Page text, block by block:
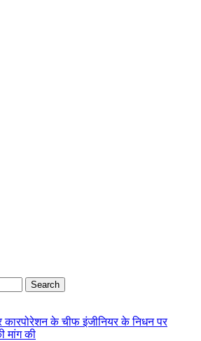
कारपोरेशन के चीफ इंजीनियर के निधन पर
मांग की